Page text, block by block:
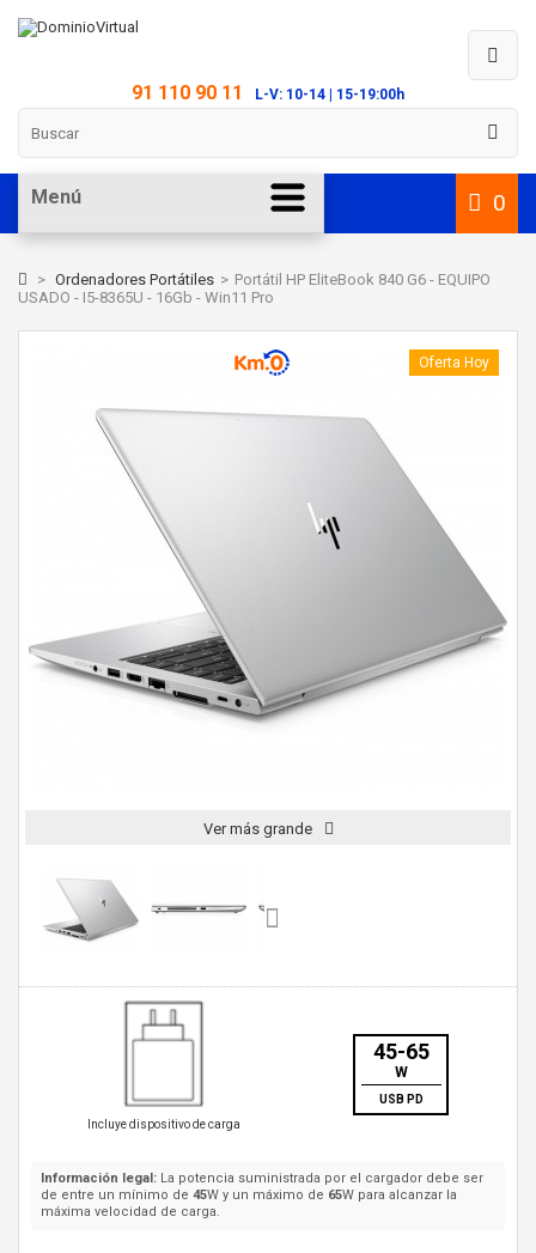
91 110 90 11 L-V: 10-14 | 15-19:00h
0
Menú
> Ordenadores Portátiles > Portátil HP EliteBook 840 G6 - EQUIPO
USADO - I5-8365U - 16Gb - Win11 Pro
Oferta Hoy
Ver más grande
Incluye dispositivo de carga
45-65
W
USB PD
Información legal: La potencia suministrada por el cargador debe ser
de entre un mínimo de 45W y un máximo de 65W para alcanzar la
máxima velocidad de carga.